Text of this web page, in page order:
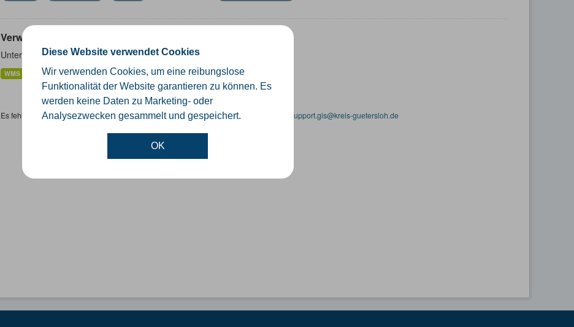
Diese Website verwendet Cookies
Wir verwenden Cookies, um eine reibungslose
Funktionalität der Website garantieren zu können. Es
werden keine Daten zu Marketing- oder
Analysezwecken gesammelt und gespeichert.
OK
Verwaltungsgrenzen
Unterschiedliche Ebenen der Verwaltungsgrenzen im Kreis Gütersloh
WMS SHP GeoJSON KML
Es fehlen spezifische Datensätze? Wenden Sie sich bitte an einen Administrator unter: support.gis@kreis-guetersloh.de